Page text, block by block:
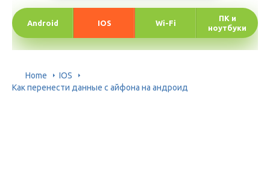
Android IOS Wi-Fi
ПК и
ноутбуки
Home
IOS
Как перенести данные с айфона на андроид